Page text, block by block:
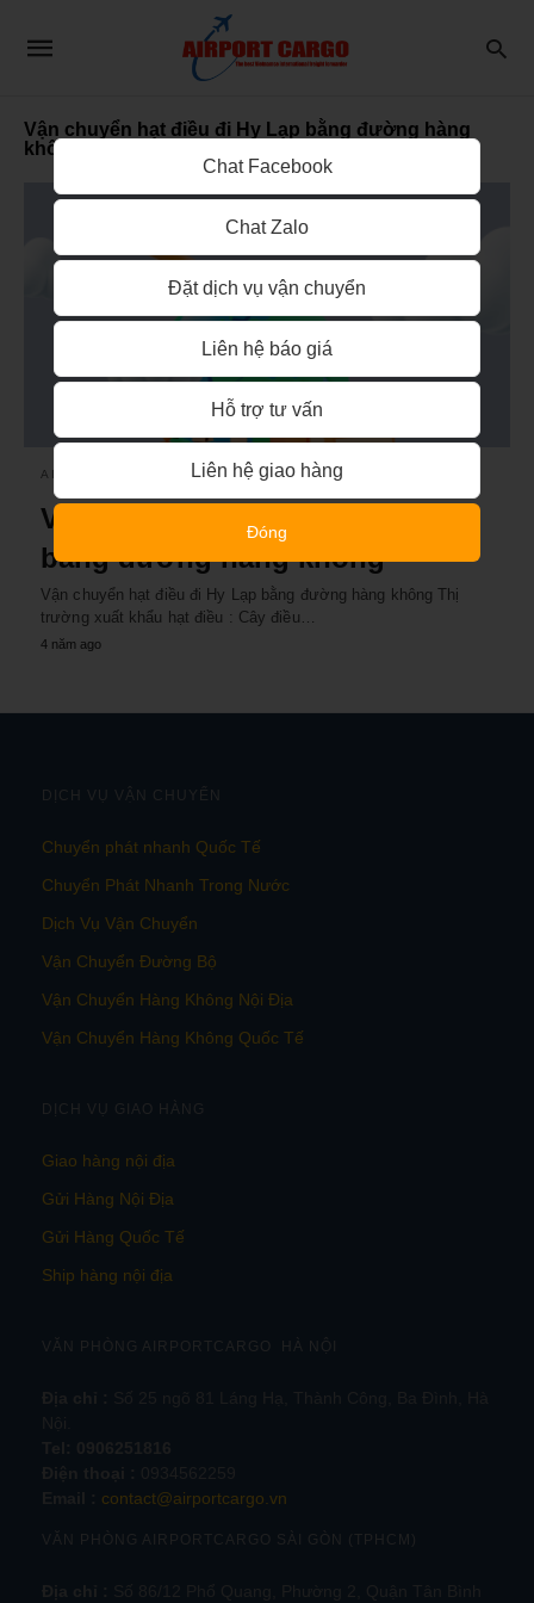
Vận chuyển hạt điều đi Hy Lạp bằng đường hàng
không
AIRPORT CARGO
Vận chuyển hạt điều đi Hy Lạp
bằng đường hàng không
Vận chuyển hạt điều đi Hy Lạp bằng đường hàng không Thị
trường xuất khẩu hạt điều : Cây điều…
4 năm ago
DỊCH VỤ VẬN CHUYỂN
Chuyển phát nhanh Quốc Tế
Chuyển Phát Nhanh Trong Nước
Dịch Vụ Vận Chuyển
Vận Chuyển Đường Bộ
Vận Chuyển Hàng Không Nội Địa
Vận Chuyển Hàng Không Quốc Tế
DỊCH VỤ GIAO HÀNG
Giao hàng nội địa
Gửi Hàng Nội Địa
Gửi Hàng Quốc Tế
Ship hàng nội địa
VĂN PHÒNG AIRPORTCARGO HÀ NỘI
contact@airportcargo.vn
VĂN PHÒNG AIRPORTCARGO SÀI GÒN (TPHCM)
Chat Facebook
Chat Zalo
Đặt dịch vụ vận chuyển
Liên hệ báo giá
Hỗ trợ tư vấn
Liên hệ giao hàng
Đóng